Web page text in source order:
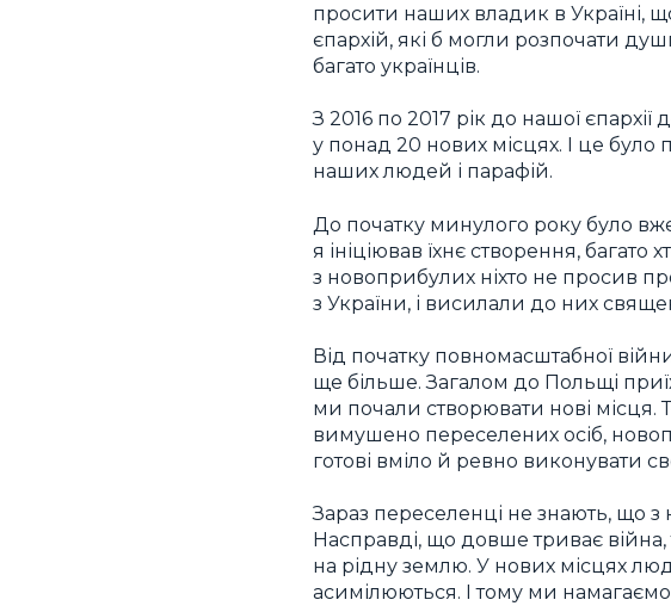
просити наших владик в Україні,
єпархій, які б могли розпочати
багато українців.
З 2016 по 2017 рік до нашої
у понад 20 нових місцях. І це було
наших людей і парафій.
До початку минулого року було
я ініціював їхнє створення,
з новоприбулих ніхто не просив
з України, і висилали до них
Від початку повномасштабної
ще більше. Загалом до Польщі
ми почали створювати нові місця.
вимушено переселених осіб,
готові вміло й ревно виконувати
Зараз переселенці не знають, що
Насправді, що довше триває
на рідну землю. У нових місцях
асимілюються. І тому ми